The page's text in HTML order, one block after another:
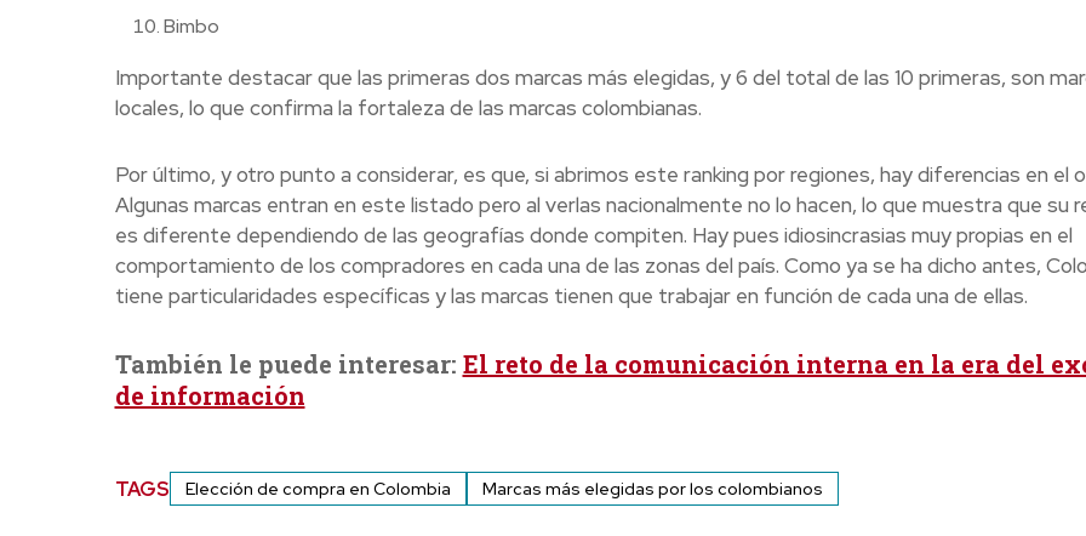
Bimbo
Importante destacar que las primeras dos marcas más elegidas, y 6 del total de las 10 primeras, son
locales, lo que confirma la fortaleza de las marcas colombianas.
Por último, y otro punto a considerar, es que, si abrimos este ranking por regiones, hay diferencias en el
Algunas marcas entran en este listado pero al verlas nacionalmente no lo hacen, lo que muestra que su
es diferente dependiendo de las geografías donde compiten. Hay pues idiosincrasias muy propias en el
comportamiento de los compradores en cada una de las zonas del país. Como ya se ha dicho antes,
tiene particularidades específicas y las marcas tienen que trabajar en función de cada una de ellas.
También le puede interesar: El reto de la comunicación interna en la era del
de información
TAGS Elección de compra en Colombia Marcas más elegidas por los colombianos